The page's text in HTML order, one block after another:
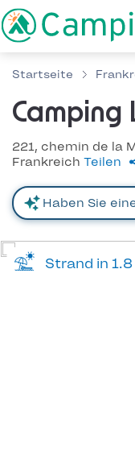
Startseite
Camping
221, chemin de la
Frankreich Teilen
Strand in